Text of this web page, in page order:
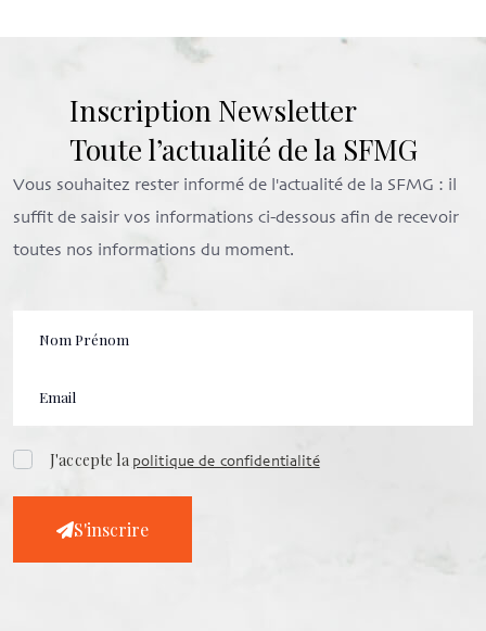
Inscription Newsletter
Toute l’actualité de la SFMG
Vous souhaitez rester informé de l'actualité de la SFMG : il
suffit de saisir vos informations ci-dessous afin de recevoir
toutes nos informations du moment.
J'accepte lapolitique de confidentialité
S'inscrire